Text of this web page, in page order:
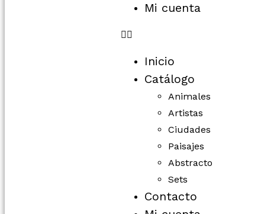
Mi cuenta
Inicio
Catálogo
Animales
Artistas
Ciudades
Paisajes
Abstracto
Sets
Contacto